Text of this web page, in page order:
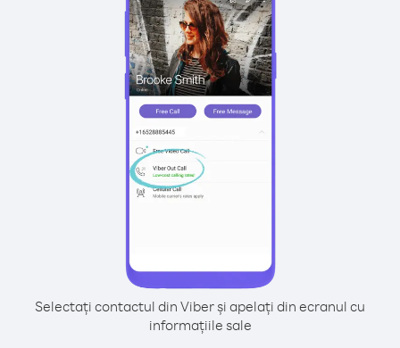
Selectați contactul din Viber și apelați din ecranul cu
informațiile sale